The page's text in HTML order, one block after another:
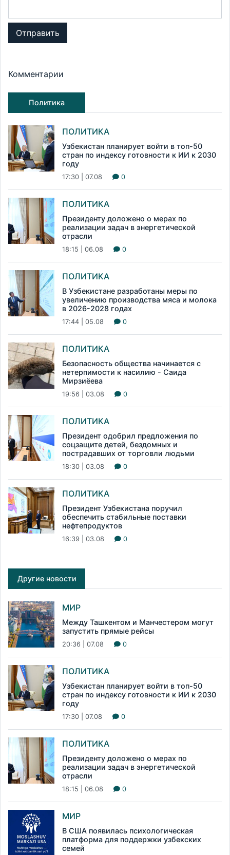
Отправить
Комментарии
Политика
ПОЛИТИКА
Узбекистан планирует войти в топ-50
стран по индексу готовности к ИИ к 2030
году
17:30 | 07.08 0
ПОЛИТИКА
Президенту доложено о мерах по
реализации задач в энергетической
отрасли
18:15 | 06.08 0
ПОЛИТИКА
В Узбекистане разработаны меры по
увеличению производства мяса и молока
в 2026-2028 годах
17:44 | 05.08 0
ПОЛИТИКА
Безопасность общества начинается с
нетерпимости к насилию - Саида
Мирзиёева
19:56 | 03.08 0
ПОЛИТИКА
Президент одобрил предложения по
соцзащите детей, бездомных и
пострадавших от торговли людьми
18:30 | 03.08 0
ПОЛИТИКА
Президент Узбекистана поручил
обеспечить стабильные поставки
нефтепродуктов
16:39 | 03.08 0
Другие новости
МИР
Между Ташкентом и Манчестером могут
запустить прямые рейсы
20:36 | 07.08 0
ПОЛИТИКА
Узбекистан планирует войти в топ-50
стран по индексу готовности к ИИ к 2030
году
17:30 | 07.08 0
ПОЛИТИКА
Президенту доложено о мерах по
реализации задач в энергетической
отрасли
18:15 | 06.08 0
МИР
В США появилась психологическая
платформа для поддержки узбекских
семей